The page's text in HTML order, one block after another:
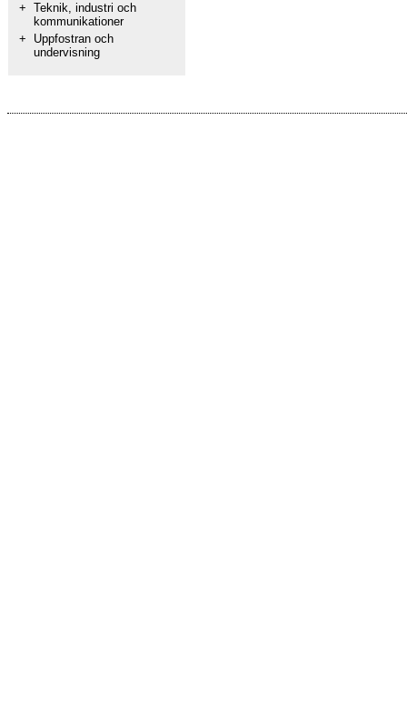
+ Teknik, industri och
kommunikationer
+
Uppfostran och
undervisning